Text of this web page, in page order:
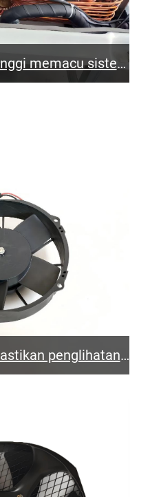
memacu sistem
penglihatan
bas.